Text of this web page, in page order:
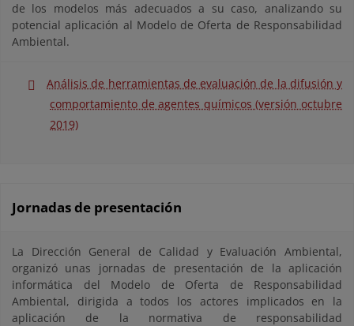
de los modelos más adecuados a su caso, analizando su
potencial aplicación al Modelo de Oferta de Responsabilidad
Ambiental.
Análisis de herramientas de evaluación de la difusión y
comportamiento de agentes químicos (versión octubre
2019)
Jornadas de presentación
La Dirección General de Calidad y Evaluación Ambiental,
organizó unas jornadas de presentación de la aplicación
informática del Modelo de Oferta de Responsabilidad
Ambiental, dirigida a todos los actores implicados en la
aplicación de la normativa de responsabilidad